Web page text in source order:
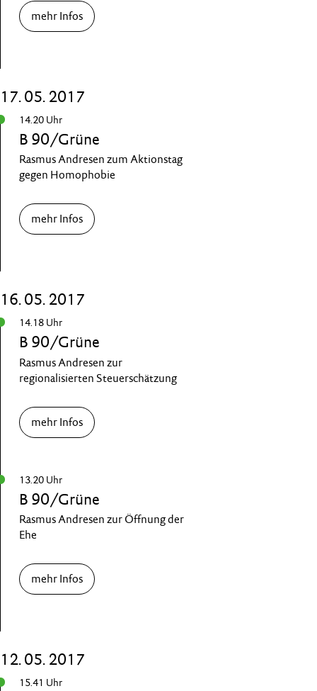
mehr Infos
17. 05. 2017
14.20 Uhr
B 90/Grüne
Rasmus Andresen zum Aktionstag
gegen Homophobie
mehr Infos
16. 05. 2017
14.18 Uhr
B 90/Grüne
Rasmus Andresen zur
regionalisierten Steuerschätzung
mehr Infos
13.20 Uhr
B 90/Grüne
Rasmus Andresen zur Öffnung der
Ehe
mehr Infos
12. 05. 2017
15.41 Uhr